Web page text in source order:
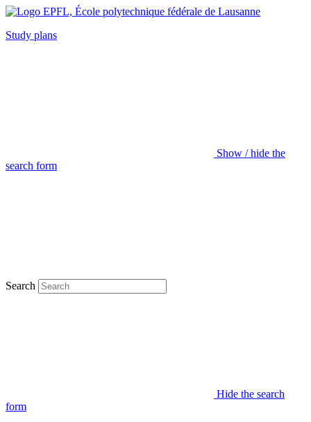
Study plans
Show / hide the
search form
Search
Hide the search
form